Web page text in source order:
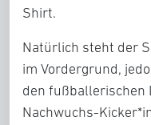
Shirt.
Natürlich steht der
im Vordergrund,
den
Nachwuchs-